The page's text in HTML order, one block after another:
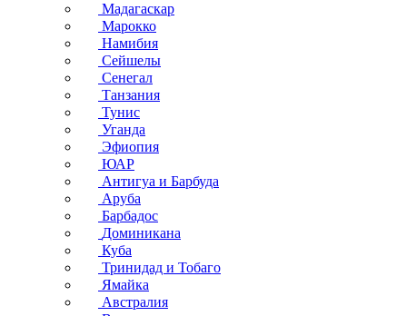
Мадагаскар
Марокко
Намибия
Сейшелы
Сенегал
Танзания
Тунис
Уганда
Эфиопия
ЮАР
Антигуа и Барбуда
Аруба
Барбадос
Доминикана
Куба
Тринидад и Тобаго
Ямайка
Австралия